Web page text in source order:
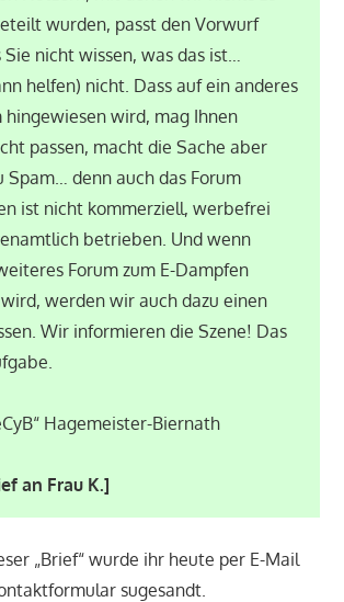
wurden, passt den Vorwurf
Sie nicht wissen, was das ist…
helfen) nicht. Dass auf ein anderes
hingewiesen wird, mag Ihnen
passen, macht die Sache aber
Spam… denn auch das Forum
ist nicht kommerziell, werbefrei
betrieben. Und wenn
Forum zum E-Dampfen
werden wir auch dazu einen
Wir informieren die Szene! Das
Hagemeister-Biernath
an Frau K.]
„Brief“ wurde ihr heute per E-Mail
sugesandt.